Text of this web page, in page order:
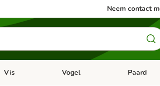
Neem contact
Open categorie menu: Kleine dieren
Vis Open categorie menu: Vis
Vogel Open
Paard